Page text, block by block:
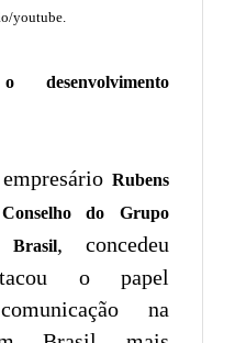
youtube.
desenvolvimento
Rubens
do Grupo
, concedeu
o papel
na